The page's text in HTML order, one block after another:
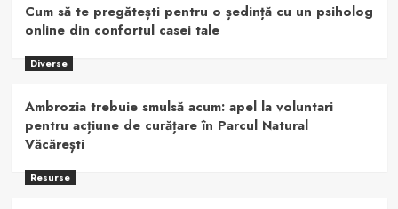
Cum să te pregătești pentru o ședință cu un psiholog
online din confortul casei tale
Diverse
Ambrozia trebuie smulsă acum: apel la voluntari
pentru acțiune de curățare în Parcul Natural
Văcărești
Resurse